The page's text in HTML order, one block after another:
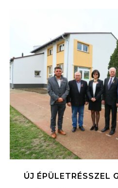
ÚJ ÉPÜLETRÉSSZEL